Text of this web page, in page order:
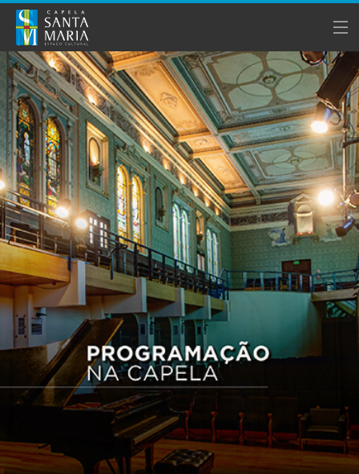
A CAPELA
PROGRAMAÇÃO
NOTÍCIAS
BILHETERIA
APOIE A CAPELA
CONTATO